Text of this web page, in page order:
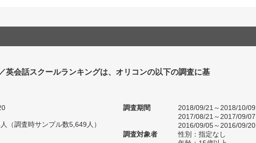
英会話スクールランキングは、オリコンの以下の調査に基
（調査時サンプル数5,649人）
調査期間
2018/09/21～2018/10/09
2017/08/21～2017/09/07
2016/09/05～2016/09/20
調査対象者
性別：指定なし